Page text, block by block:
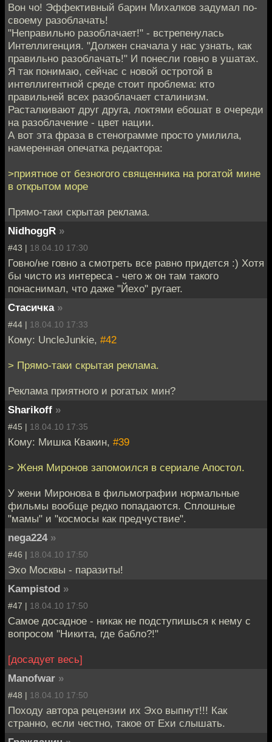
Вон чо! Эффективный барин Михалков задумал по-
своему разоблачать!
"Неправильно разоблачает!" - встрепенулась
Интеллигенция. "Должен сначала у нас узнать, как
правильно разоблачать!" И понесли говно в ушатах.
Я так понимаю, сейчас с новой остротой в
интеллигентной среде стоит проблема: кто
правильней всех разоблачает сталинизм.
Расталкивают друг друга, локтями ебошат в очереди
на разоблачение - цвет нации.
А вот эта фраза в стенограмме просто умилила,
намеренная опечатка редактора:
>приятное от безногого священника на рогатой мине
в открытом море
Прямо-таки скрытая реклама.
NidhoggR »
#43 | 18.04.10 17:30
Говно/не говно а смотреть все равно придется :) Хотя
бы чисто из интереса - чего ж он там такого
понаснимал, что даже "Йехо" ругает.
Стасичка »
#44 | 18.04.10 17:33
Кому: UncleJunkie, #42
> Прямо-таки скрытая реклама.
Реклама приятного и рогатых мин?
Sharikoff »
#45 | 18.04.10 17:35
Кому: Мишка Квакин, #39
> Женя Миронов запомоился в сериале Апостол.
У жени Миронова в фильмографии нормальные
фильмы вообще редко попадаются. Сплошные
"мамы" и "космосы как предчуствие".
nega224 »
#46 | 18.04.10 17:50
Эхо Москвы - паразиты!
Kampistod »
#47 | 18.04.10 17:50
Самое досадное - никак не подступишься к нему с
вопросом "Никита, где бабло?!"
[досадует весь]
Manofwar »
#48 | 18.04.10 17:50
Походу автора рецензии их Эхо выпнут!!! Как
странно, если честно, такое от Ехи слышать.